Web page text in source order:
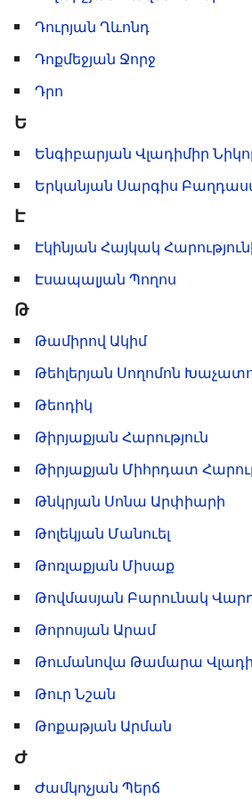
Դուրյան Ղևոնդ
Դոքմեջյան Ջորջ
Դրո
Ե
Ենգիբարյան Վլադիմիր
Երկանյան Սարգիս
Է
Էկինյան Հայկակ
Էսապալյան Պողոս
Թ
Թամիրով Ակիմ
Թեհլերյան Սողոմոն
Թեոդիկ
Թիրյաքյան Հարություն
Թիրյաքյան Միհրդատ
Թնկրյան Սոնա Արփիարի
Թոլեկյան Մանուել
Թոռլաքյան Միսաք
Թովմասյան Բարունակ
Թորոսյան Արամ
Թումանովա Թամարա
Թուր Նշան
Թոքաթյան Արման
Ժ
Ժամկոչյան Պերճ